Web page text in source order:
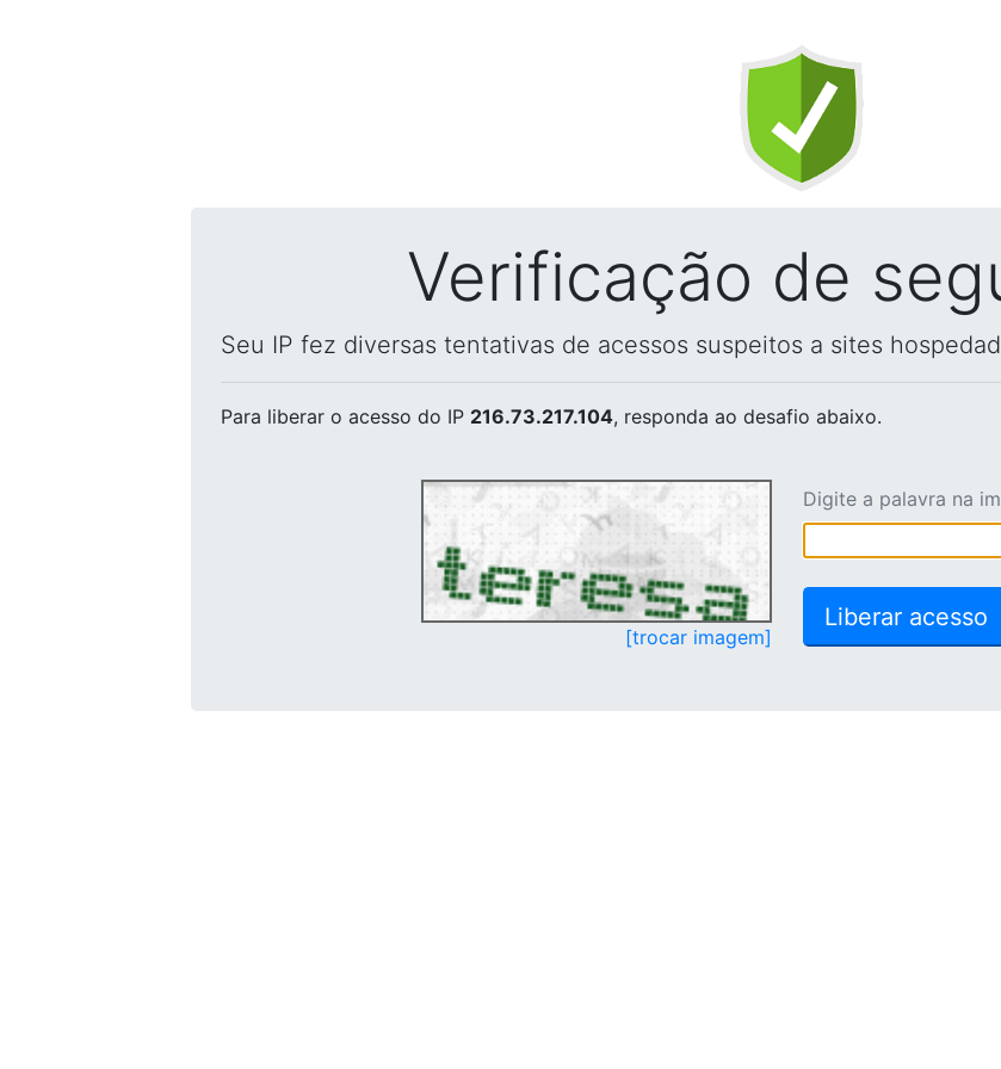
Verificação de
Seu IP fez diversas tentativas de acessos suspeitos a sites
Para liberar o acesso do IP 216.73.217.104, responda ao desafio abaixo.
[trocar imagem]
Digite a palavra na